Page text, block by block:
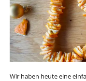
Wir haben heute eine